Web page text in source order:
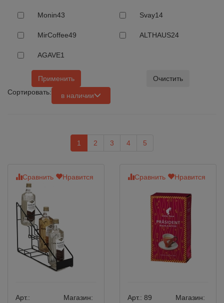
Monin43 Svay14
MirCoffee49 ALTHAUS24
AGAVE1
Применить
Очистить
Сортировать:
в наличии
1 2 3 4 5
Сравнить Нравится
Арт.:
Магазин:
Сравнить Нравится
Арт.: 89
Магазин: